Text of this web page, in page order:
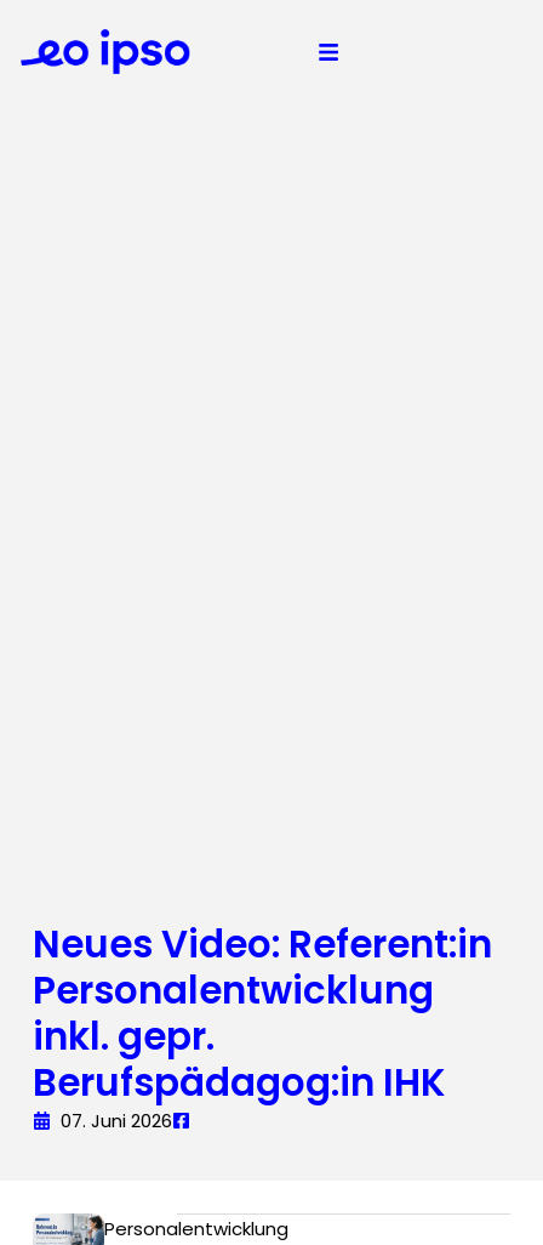
Neues Video: Referent:in
Personalentwicklung
inkl. gepr.
Berufspädagog:in IHK
07. Juni 2026
Personalentwicklung